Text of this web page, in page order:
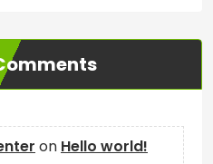
on Hello world!